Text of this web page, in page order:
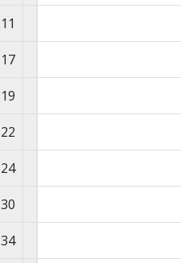
11
17
19
22
24
30
34